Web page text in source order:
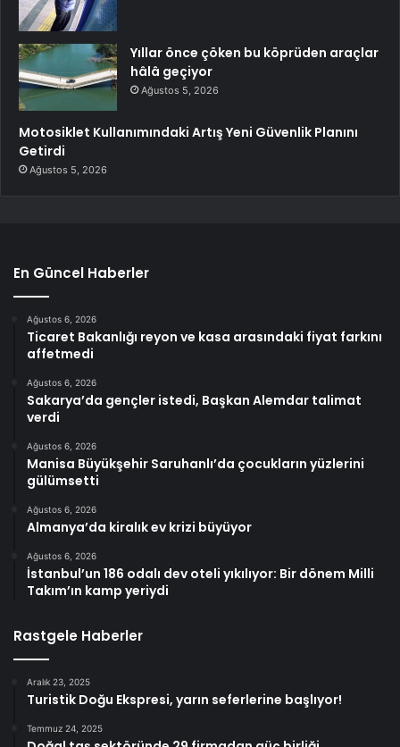
Yıllar önce çöken bu köprüden araçlar
hâlâ geçiyor
Ağustos 5, 2026
Motosiklet Kullanımındaki Artış Yeni Güvenlik Planını
Getirdi
Ağustos 5, 2026
En Güncel Haberler
Ağustos 6, 2026
Ticaret Bakanlığı reyon ve kasa arasındaki fiyat farkını
affetmedi
Ağustos 6, 2026
Sakarya’da gençler istedi, Başkan Alemdar talimat
verdi
Ağustos 6, 2026
Manisa Büyükşehir Saruhanlı’da çocukların yüzlerini
gülümsetti
Ağustos 6, 2026
Almanya’da kiralık ev krizi büyüyor
Ağustos 6, 2026
İstanbul’un 186 odalı dev oteli yıkılıyor: Bir dönem Milli
Takım’ın kamp yeriydi
Rastgele Haberler
Aralık 23, 2025
Turistik Doğu Ekspresi, yarın seferlerine başlıyor!
Temmuz 24, 2025